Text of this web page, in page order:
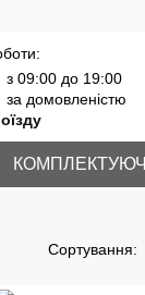
з 09:00 до 19:00
за домовленістю
КОМПЛЕКТУЮЧІ
Сортування: